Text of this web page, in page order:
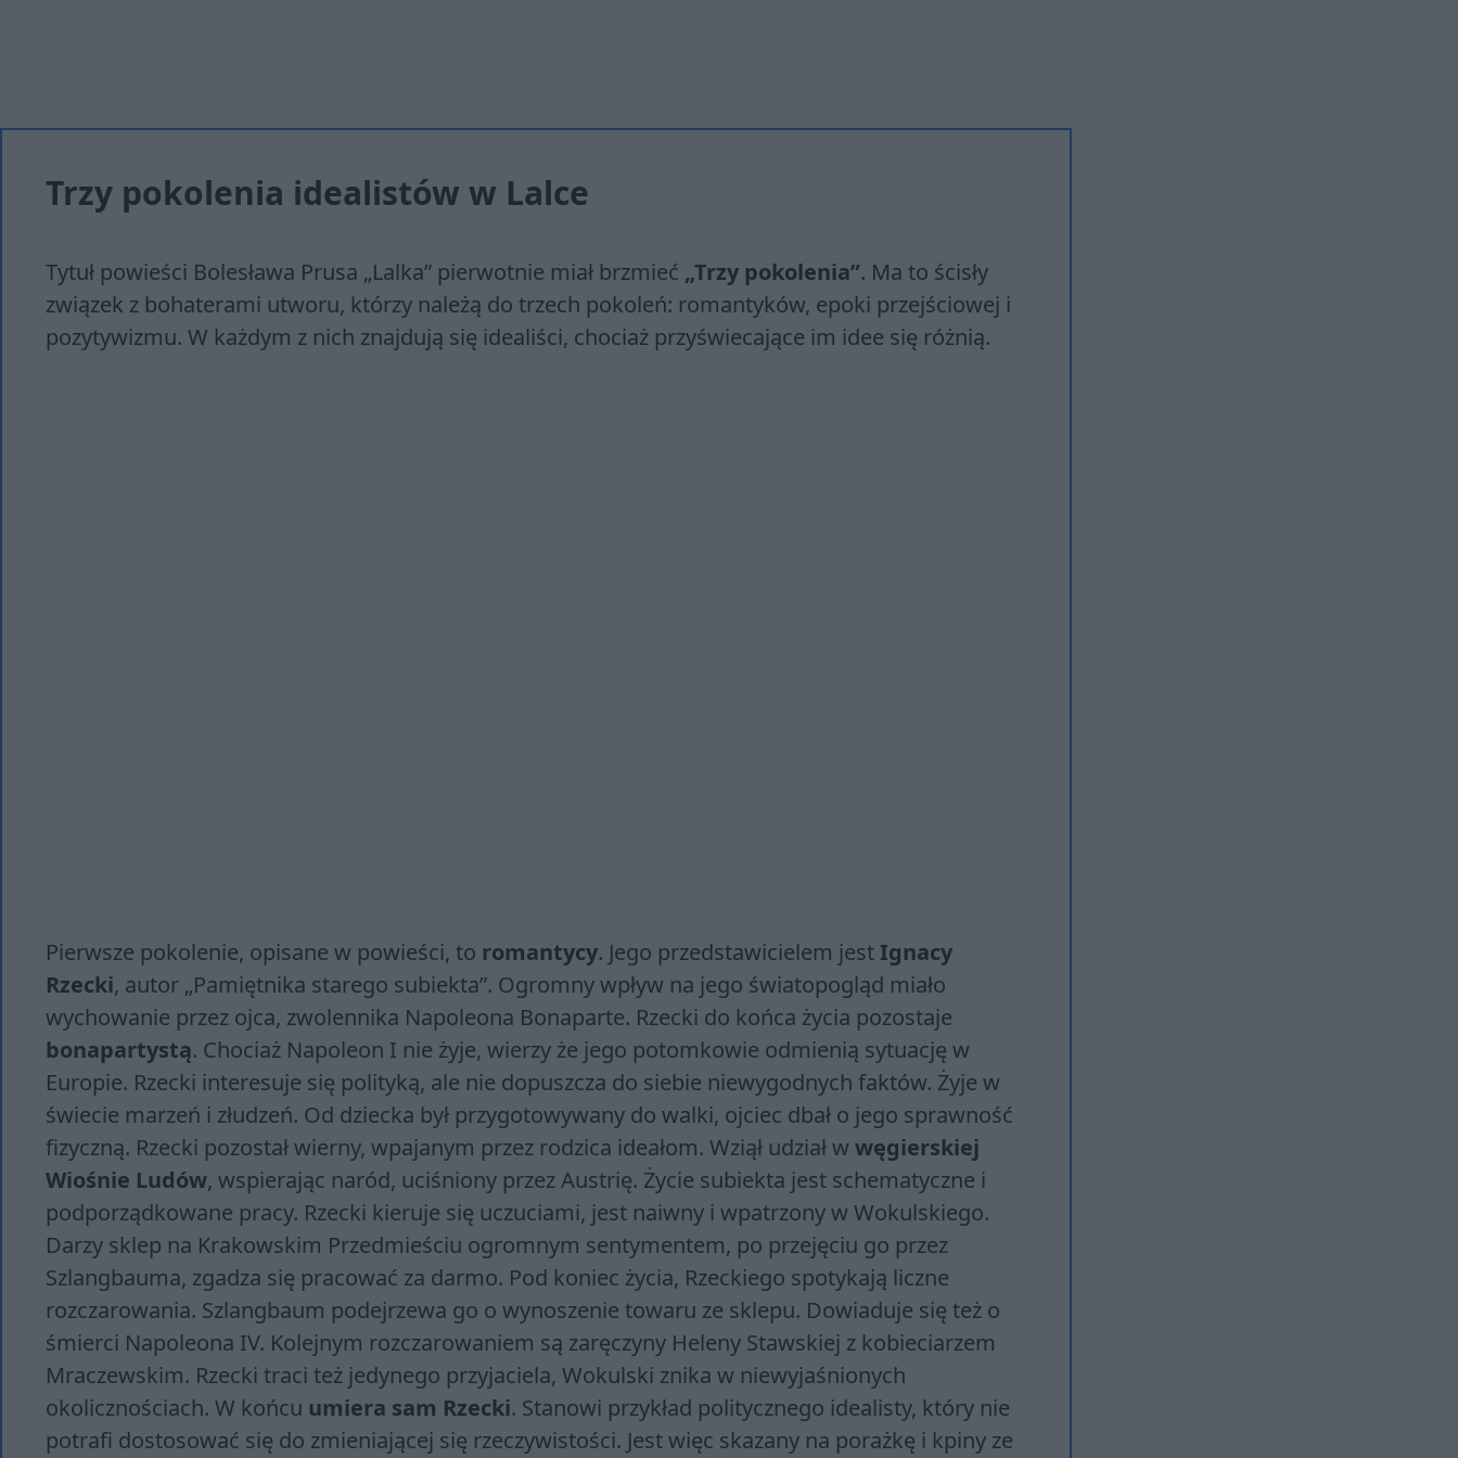
Trzy pokolenia idealistów w Lalce
Tytuł powieści Bolesława Prusa „Lalka” pierwotnie miał brzmieć „Trzy pokolenia”. Ma to ścisły
związek z bohaterami utworu, którzy należą do trzech pokoleń: romantyków, epoki przejściowej i
pozytywizmu. W każdym z nich znajdują się idealiści, chociaż przyświecające im idee się różnią.
Pierwsze pokolenie, opisane w powieści, to romantycy. Jego przedstawicielem jest Ignacy
Rzecki, autor „Pamiętnika starego subiekta”. Ogromny wpływ na jego światopogląd miało
wychowanie przez ojca, zwolennika Napoleona Bonaparte. Rzecki do końca życia pozostaje
bonapartystą. Chociaż Napoleon I nie żyje, wierzy że jego potomkowie odmienią sytuację w
Europie. Rzecki interesuje się polityką, ale nie dopuszcza do siebie niewygodnych faktów. Żyje w
świecie marzeń i złudzeń. Od dziecka był przygotowywany do walki, ojciec dbał o jego sprawność
fizyczną. Rzecki pozostał wierny, wpajanym przez rodzica ideałom. Wziął udział w węgierskiej
Wiośnie Ludów, wspierając naród, uciśniony przez Austrię. Życie subiekta jest schematyczne i
podporządkowane pracy. Rzecki kieruje się uczuciami, jest naiwny i wpatrzony w Wokulskiego.
Darzy sklep na Krakowskim Przedmieściu ogromnym sentymentem, po przejęciu go przez
Szlangbauma, zgadza się pracować za darmo. Pod koniec życia, Rzeckiego spotykają liczne
rozczarowania. Szlangbaum podejrzewa go o wynoszenie towaru ze sklepu. Dowiaduje się też o
śmierci Napoleona IV. Kolejnym rozczarowaniem są zaręczyny Heleny Stawskiej z kobieciarzem
Mraczewskim. Rzecki traci też jedynego przyjaciela, Wokulski znika w niewyjaśnionych
okolicznościach. W końcu umiera sam Rzecki. Stanowi przykład politycznego idealisty, który nie
potrafi dostosować się do zmieniającej się rzeczywistości. Jest więc skazany na porażkę i kpiny ze